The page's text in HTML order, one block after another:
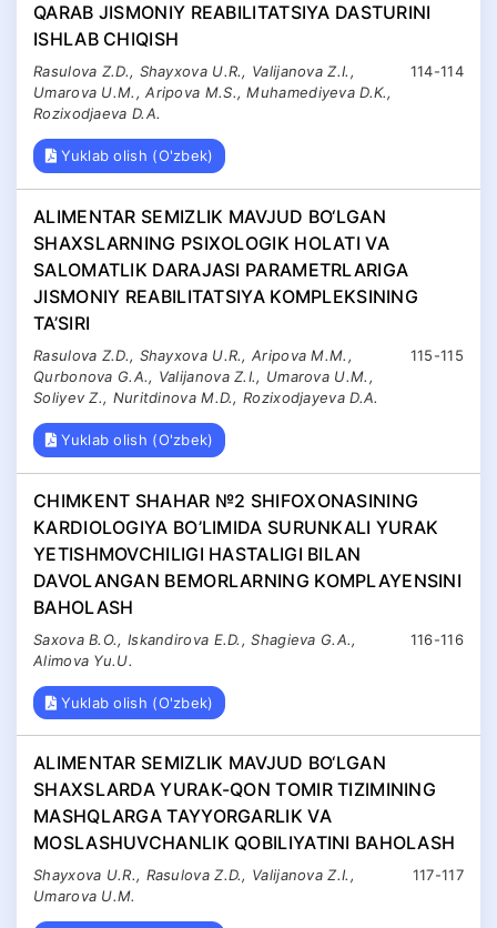
QARAB JISMONIY REABILITATSIYA DASTURINI
ISHLAB CHIQISH
114-114
Rasulova Z.D., Shayxova U.R., Valijanova Z.I.,
Umarova U.M., Aripova M.S., Muhamediyeva D.K.,
Rozixodjaeva D.A.
Yuklab olish (O'zbek)
ALIMENTAR SEMIZLIK MAVJUD BO‘LGAN
SHAXSLARNING PSIXOLOGIK HOLATI VA
SALOMATLIK DARAJASI PARAMETRLARIGA
JISMONIY REABILITATSIYA KOMPLEKSINING
TA’SIRI
115-115
Rasulova Z.D., Shayxova U.R., Aripova M.M.,
Qurbonova G.A., Valijanova Z.I., Umarova U.M.,
Soliyev Z., Nuritdinova M.D., Rozixodjayeva D.A.
Yuklab olish (O'zbek)
CHIMKENT SHAHAR №2 SHIFOXONASINING
KARDIOLOGIYA BO’LIMIDA SURUNKALI YURAK
YETISHMOVCHILIGI HASTALIGI BILAN
DAVOLANGAN BEMORLARNING KOMPLAYENSINI
BAHOLASH
116-116
Saxova B.O., Iskandirova E.D., Shagieva G.A.,
Alimova Yu.U.
Yuklab olish (O'zbek)
ALIMENTAR SEMIZLIK MAVJUD BO‘LGAN
SHAXSLARDA YURAK-QON TOMIR TIZIMINING
MASHQLARGA TAYYORGARLIK VA
MOSLASHUVCHANLIK QOBILIYATINI BAHOLASH
117-117
Shayxova U.R., Rasulova Z.D., Valijanova Z.I.,
Umarova U.M.